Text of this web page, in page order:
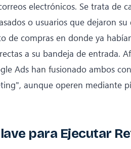
electrónicos. Se trata de
o usuarios que dejaron
de compras en donde ya
a su bandeja de entrada.
Ads han fusionado ambos
aunque operen mediante
para Ejecutar